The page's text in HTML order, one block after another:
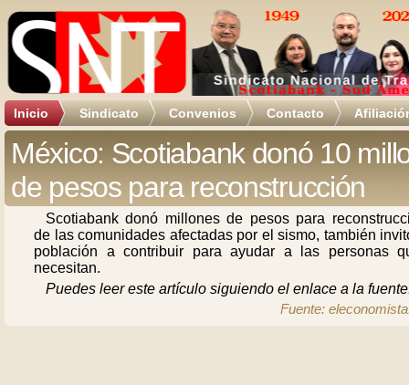
Inicio Sindicato Convenios Contacto
México: Scotiabank donó 10
de pesos para reconstrucción
Scotiabank donó millones de pesos para
de las comunidades afectadas por el sismo, también
población a contribuir para ayudar a las personas
necesitan.
Puedes leer este artículo siguiendo el enlace a la
Fuente: